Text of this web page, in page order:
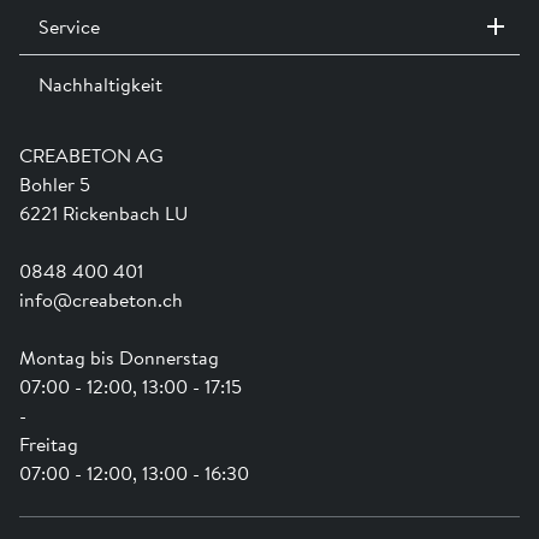
Halteklammern pro Wildbachschale.
Das Minimalgefälle beträgt 8 %.
CREABETON AG
Bohler 5
6221 Rickenbach LU
0848 400 401
info@creabeton.ch
Montag bis Donnerstag
07:00 - 12:00, 13:00 - 17:15
-
Freitag
07:00 - 12:00, 13:00 - 16:30
Kontakt / Standorte
Ausstellungen
Team
Ausbildung
Service
Dienstleistungen
Shop Hilfe
Anwendungsunterstützung
Newsletter
Nachhaltigkeit
Engagement
Swissness
Schwammstadt